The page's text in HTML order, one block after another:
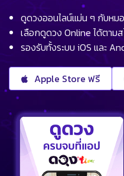
ดูดวงออนไลน์แม่น ๆ กับหม
เลือกดูดวง Online ได้ตา
รองรับทั้งระบบ iOS และ
Apple Store ฟรี